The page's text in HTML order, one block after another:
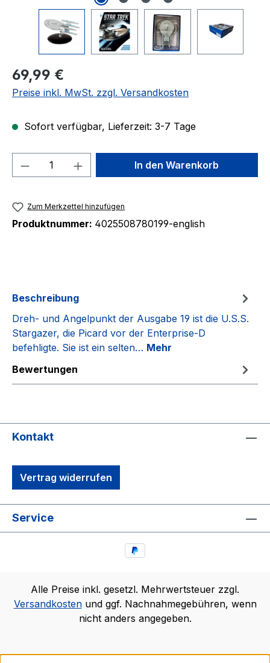
Regulärer Preis:
69,99 €
Preise inkl. MwSt. zzgl. Versandkosten
Sofort verfügbar, Lieferzeit: 3-7 Tage
Produkt Anzahl: Gib denIn den Warenkorb
Zum Merkzettel hinzufügen
Produktnummer: 4025508780199-english
Beschreibung
Dreh- und Angelpunkt der Ausgabe 19 ist die U.S.S.
Stargazer, die Picard vor der Enterprise-D
befehligte. Sie ist ein selten… Mehr
Bewertungen
Kontakt
Vertrag widerrufen
Service
Alle Preise inkl. gesetzl. Mehrwertsteuer zzgl.
Versandkostenund ggf. Nachnahmegebühren, wenn
nicht anders angegeben.